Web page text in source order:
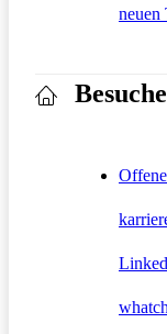
neuen